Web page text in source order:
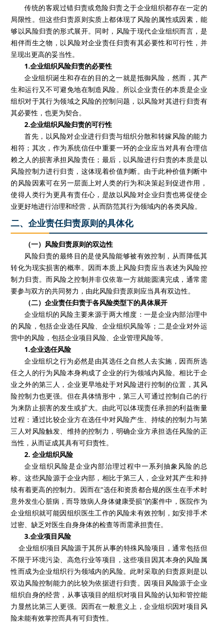
传统的客观过错归责或危险归责之于企业组织都存在一定的
局限性。但这些归责原则实质上都体现了风险的属性或因素，能
够以风险归责的形式展开。同时，风险于现代企业组织而言，是
相伴而生之物，以风险对企业责任归责有其必要性和可行性，并
呈现出更高的妥当性。
1.企业组织风险归责的必要性
企业组织诞生和存在的目的之一就是抵御风险，然而，其产
生和运行又不可避免地在制造风险。所以企业责任的本质是企业
组织对于其行为领域之风险的控制问题，以风险对其进行归责有
其必要性，也更为契合。
2.企业组织风险归责的可行性
首先，以风险对企业进行归责与组织分散和转嫁风险的能力
相符；其次，作为系统信任中重要一环的企业应当对具有合理信
赖之人的损害承担风险责任；最后，以风险进行归责的本质是以
风险控制力进行归责，这体现着价值判断。由于此种价值判断中
的风险因素可在另一层面上对人类的行为和决策起到促进作用，
使得人类行为更具有责任心，是故以风险对企业归责也将促使企
业更好地进行治理和经营，从而防范其行为领域内的各类风险。
二、企业责任归责原则的具体化
（一）风险归责原则的双边性
风险归责的最终目的是使风险能够被有效控制，从而降低其
转化为现实损害的概率。因而本质上风险归责应当表述为风险控
制力归责。而风险之控制并非仅依靠一方就能圆满完成，通常需
要参与双方的共同努力，由此风险归责原则应当具有双边性。
（二）企业责任归责于各风险类型下的具体展开
企业组织的风险主要来源于两大维度：一是企业内部治理中
的风险，包括企业选任风险、企业组织风险等；二是企业对外运
营中的风险，包括企业项目风险、企业管理风险等。
1.企业选任风险
企业组织之行为必然是由其选任之自然人去实施，因而所选
任之人的行为风险本身构成了企业的行为领域内风险。相比于企
业之外的第三人，企业更早地处于对风险进行控制的位置，其风
险控制力也更强。但在具体情形中，第三人可通过控制自己的行
为来防止损害的发生或扩大。由此可以体现责任承担的利益衡量
过程：通过比较企业方在选任中对风险产生、持续的控制力与第
三人对风险触发、维持的控制力，明确企业方承担选任风险的正
当性，从而证成其具有可归责性。
2. 企业组织风险
企业组织风险是企业内部治理过程中一系列抽象风险的总
称。这些风险源于企业内部，相比于第三人，企业对其产生和持
续有着更高的控制力。因而在“选任和资质都合规的医生在手术时
意外发生心脏病，而导致病人身体健康受损”的案件中，医院作为
企业组织就可能因组织医生工作的风险未有效控制，如安排手术
过密、缺乏对医生自身身体的检查等而需承担责任。
3.企业项目风险
企业组织项目风险源于其所从事的特殊风险项目，通常包括但
不限于环境污染、高危行业等项目，这些项目因其本身的风险属
性而成为企业组织行为领域内的风险。此时采取的归责原则是以
双边风险控制能力的比较为依据进行归责。因项目风险源于企业
组织自身的经营，从事该项目的组织对项目风险的认知和管控能
力显然比第三人更强。因而在一般意义上，企业组织因对项目风
险未能有效掌控而具有可归责性。